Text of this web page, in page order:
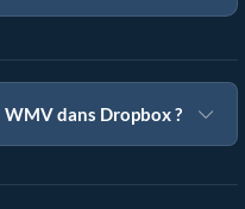
dans Dropbox ?